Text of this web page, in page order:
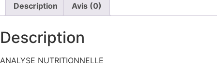
Description Avis (0)
Description
ANALYSE NUTRITIONNELLE